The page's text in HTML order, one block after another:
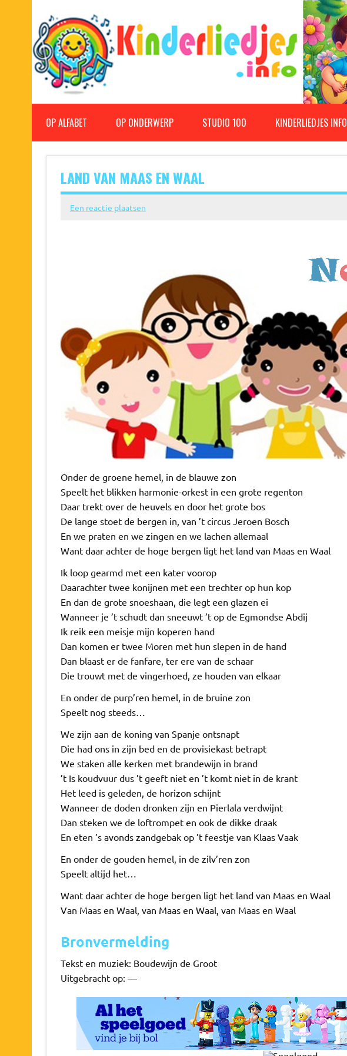
Kinderliedjes
OP ALFABET OP ONDERWERP STUDIO 100 KINDERLIEDJES INFO
LAND VAN MAAS EN WAAL
Een reactie plaatsen
Onder de groene hemel, in de blauwe zon
Speelt het blikken harmonie-orkest in een grote regenton
Daar trekt over de heuvels en door het grote bos
De lange stoet de bergen in, van ’t circus Jeroen Bosch
En we praten en we zingen en we lachen allemaal
Want daar achter de hoge bergen ligt het land van Maas en Waal
Ik loop gearmd met een kater voorop
Daarachter twee konijnen met een trechter op hun kop
En dan de grote snoeshaan, die legt een glazen ei
Wanneer je ’t schudt dan sneeuwt ’t op de Egmondse Abdij
Ik reik een meisje mijn koperen hand
Dan komen er twee Moren met hun slepen in de hand
Dan blaast er de fanfare, ter ere van de schaar
Die trouwt met de vingerhoed, ze houden van elkaar
En onder de purp’ren hemel, in de bruine zon
Speelt nog steeds…
We zijn aan de koning van Spanje ontsnapt
Die had ons in zijn bed en de provisiekast betrapt
We staken alle kerken met brandewijn in brand
’t Is koudvuur dus ’t geeft niet en ’t komt niet in de krant
Het leed is geleden, de horizon schijnt
Wanneer de doden dronken zijn en Pierlala verdwijnt
Dan steken we de loftrompet en ook de dikke draak
En eten ’s avonds zandgebak op ’t feestje van Klaas Vaak
En onder de gouden hemel, in de zilv’ren zon
Speelt altijd het…
Want daar achter de hoge bergen ligt het land van Maas en Waal
Van Maas en Waal, van Maas en Waal, van Maas en Waal
Bronvermelding
Tekst en muziek: Boudewijn de Groot
Uitgebracht op: —